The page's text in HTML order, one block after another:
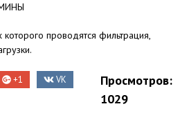
которого проводятся фильтрация,
+1 VK
Просмотров:
1029